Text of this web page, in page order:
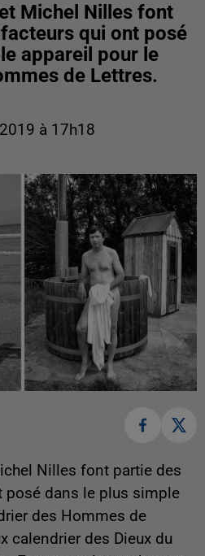
Michel Nilles font
qui ont posé
appareil pour le
de Lettres.
à 17h18
Nilles font partie des
posé dans le plus simple
des Hommes de
calendrier des Dieux du